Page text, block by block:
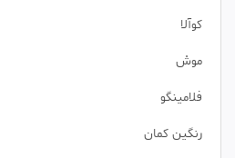
کوآلا
موش
فلامینگو
رنگین کمان